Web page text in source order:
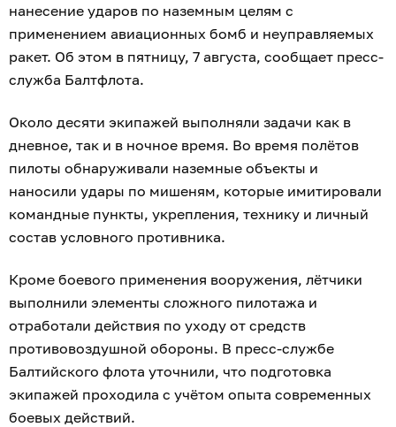
нанесение ударов по наземным целям с
применением авиационных бомб и неуправляемых
ракет. Об этом в пятницу, 7 августа, сообщает пресс-
служба Балтфлота.
Около десяти экипажей выполняли задачи как в
дневное, так и в ночное время. Во время полётов
пилоты обнаруживали наземные объекты и
наносили удары по мишеням, которые имитировали
командные пункты, укрепления, технику и личный
состав условного противника.
Кроме боевого применения вооружения, лётчики
выполнили элементы сложного пилотажа и
отработали действия по уходу от средств
противовоздушной обороны. В пресс-службе
Балтийского флота уточнили, что подготовка
экипажей проходила с учётом опыта современных
боевых действий.